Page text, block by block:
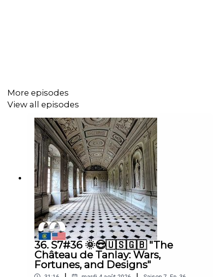
. to leave us stars and a comment :-),
. to follow us on Instagram @comdarchipodcast to find
beautiful images, always chosen with care, so as to
enrich your view on the subject.
Nice week to all of you !
🇺🇸🇬🇧 Com d'Archi
If you like the podcast do not hesitate:
. to subscribe so you don't miss the next episodes,
. to leave us stars and a comment 😊,
. to follow us onInstagram @comdarchipodcast
beautiful images, always chosen with care, so as to
More episodes
View all episodes
36. S7#36 🌞😎🇺🇸🇬🇧 "The
Château de Tanlay: Wars,
Fortunes, and Designs"